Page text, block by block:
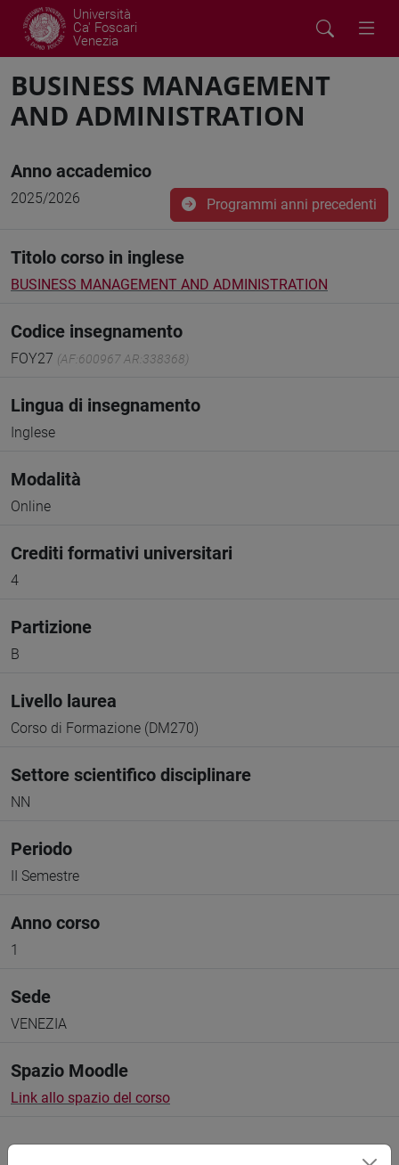
Università
Ca' Foscari
Venezia
BUSINESS MANAGEMENT
AND ADMINISTRATION
Anno accademico
2025/2026 Programmi anni precedenti
Titolo corso in inglese
BUSINESS MANAGEMENT AND ADMINISTRATION
Codice insegnamento
FOY27 (AF:600967 AR:338368)
Lingua di insegnamento
Inglese
Modalità
Online
Crediti formativi universitari
4
Partizione
B
Livello laurea
Corso di Formazione (DM270)
Settore scientifico disciplinare
NN
Periodo
II Semestre
Anno corso
1
Sede
VENEZIA
Spazio Moodle
Link allo spazio del corso